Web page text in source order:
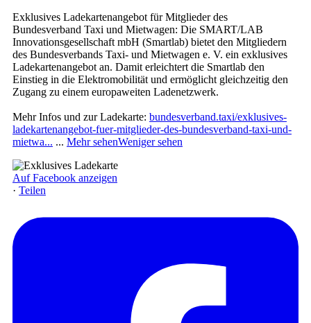
Exklusives Ladekartenangebot für Mitglieder des
Bundesverband Taxi und Mietwagen: Die SMART/LAB
Innovationsgesellschaft mbH (Smartlab) bietet den Mitgliedern
des Bundesverbands Taxi- und Mietwagen e. V. ein exklusives
Ladekartenangebot an. Damit erleichtert die Smartlab den
Einstieg in die Elektromobilität und ermöglicht gleichzeitig den
Zugang zu einem europaweiten Ladenetzwerk.
Mehr Infos und zur Ladekarte: bundesverband.taxi/exklusives-
ladekartenangebot-fuer-mitglieder-des-bundesverband-taxi-und-
mietwa... ... Mehr sehenWeniger sehen
Auf Facebook anzeigen
· Teilen